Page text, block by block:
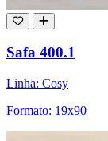
Safa 400.1
Linha: Cosy
Formato: 19x90